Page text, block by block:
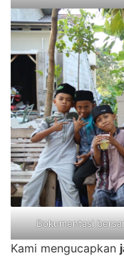
Dokumentasi
Kami mengucapkan